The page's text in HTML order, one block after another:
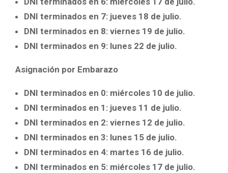
DNI terminados en 7: jueves 18 de julio.
DNI terminados en 8: viernes 19 de julio.
DNI terminados en 9: lunes 22 de julio.
Asignación por Embarazo
DNI terminados en 0: miércoles 10 de julio.
DNI terminados en 1: jueves 11 de julio.
DNI terminados en 2: viernes 12 de julio.
DNI terminados en 3: lunes 15 de julio.
DNI terminados en 4: martes 16 de julio.
DNI terminados en 5: miércoles 17 de julio.